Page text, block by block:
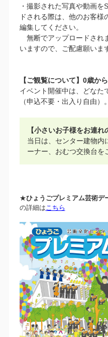
・撮影された写真や動画
ドされる際は、他のお客様
編集してください。
無断でアップロードされ
いますので、ご配慮願いま
【ご観覧について】0歳か
イベント開催中は、どなた
（申込不要・出入り自由）。
【小さいお子様をお連れ
当日は、センター建物内
ーナー、おむつ交換台を
★ひょうごプレミアム芸術デ
の詳細は こちら